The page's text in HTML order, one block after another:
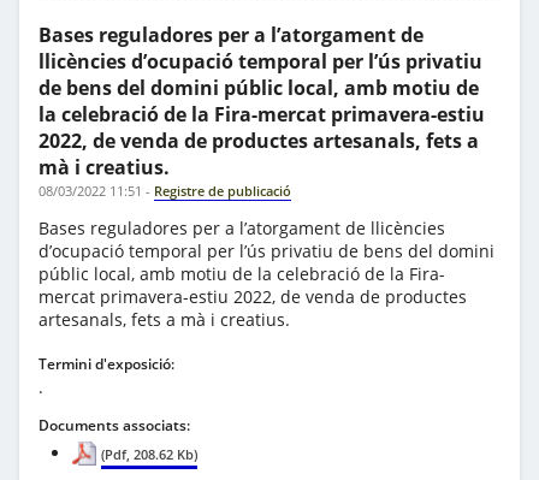
Bases reguladores per a l’atorgament de
llicències d’ocupació temporal per l’ús privatiu
de bens del domini públic local, amb motiu de
la celebració de la Fira-mercat primavera-estiu
2022, de venda de productes artesanals, fets a
mà i creatius.
08/03/2022 11:51 - Registre de publicació
Bases reguladores per a l’atorgament de llicències
d’ocupació temporal per l’ús privatiu de bens del domini
públic local, amb motiu de la celebració de la Fira-
mercat primavera-estiu 2022, de venda de productes
artesanals, fets a mà i creatius.
Termini d'exposició:
.
Documents associats:
(Pdf, 208.62 Kb)